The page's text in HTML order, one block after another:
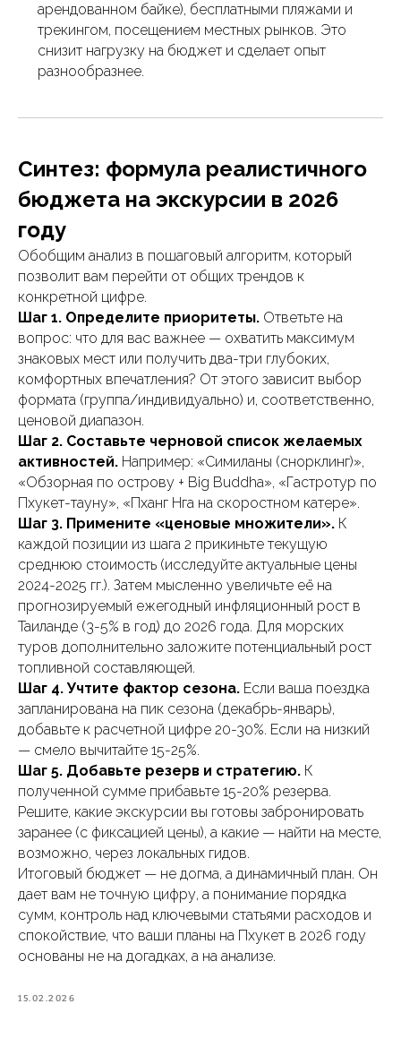
арендованном байке), бесплатными пляжами и
трекингом, посещением местных рынков. Это
снизит нагрузку на бюджет и сделает опыт
разнообразнее.
Синтез: формула реалистичного
бюджета на экскурсии в 2026
году
Обобщим анализ в пошаговый алгоритм, который
позволит вам перейти от общих трендов к
конкретной цифре.
Шаг 1. Определите приоритеты. Ответьте на
вопрос: что для вас важнее — охватить максимум
знаковых мест или получить два-три глубоких,
комфортных впечатления? От этого зависит выбор
формата (группа/индивидуально) и, соответственно,
ценовой диапазон.
Шаг 2. Составьте черновой список желаемых
активностей. Например: «Симиланы (снорклинг)»,
«Обзорная по острову + Big Buddha», «Гастротур по
Пхукет-тауну», «Пханг Нга на скоростном катере».
Шаг 3. Примените «ценовые множители». К
каждой позиции из шага 2 прикиньте текущую
среднюю стоимость (исследуйте актуальные цены
2024-2025 гг.). Затем мысленно увеличьте её на
прогнозируемый ежегодный инфляционный рост в
Таиланде (3-5% в год) до 2026 года. Для морских
туров дополнительно заложите потенциальный рост
топливной составляющей.
Шаг 4. Учтите фактор сезона. Если ваша поездка
запланирована на пик сезона (декабрь-январь),
добавьте к расчетной цифре 20-30%. Если на низкий
— смело вычитайте 15-25%.
Шаг 5. Добавьте резерв и стратегию. К
полученной сумме прибавьте 15-20% резерва.
Решите, какие экскурсии вы готовы забронировать
заранее (с фиксацией цены), а какие — найти на месте,
возможно, через локальных гидов.
Итоговый бюджет — не догма, а динамичный план. Он
дает вам не точную цифру, а понимание порядка
сумм, контроль над ключевыми статьями расходов и
спокойствие, что ваши планы на Пхукет в 2026 году
основаны не на догадках, а на анализе.
15.02.2026